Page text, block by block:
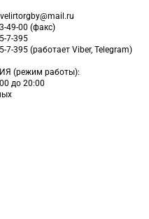
49-00 (факс)
7-395
7-395 (работает Viber, Telegram)
(режим работы):
до 20:00